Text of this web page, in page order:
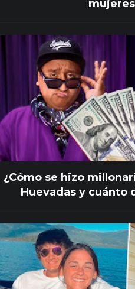
¿Cómo se hizo
Huevadas y cuánto